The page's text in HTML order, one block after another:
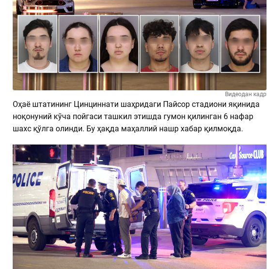
Видеодан кадр
Оҳаё штатининг Цинциннати шаҳридаги Пайcор стадиони яқинида
ноқонуний кўча пойгаси ташкил этишда гумон қилинган 6 нафар
шахс қўлга олинди. Бу ҳақда маҳаллий нашр хабар қилмоқда.